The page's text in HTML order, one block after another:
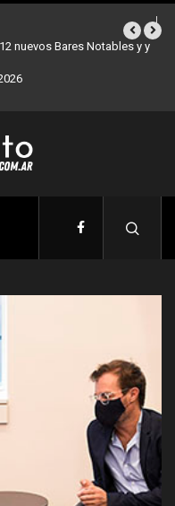
y ya son 90 en toda la